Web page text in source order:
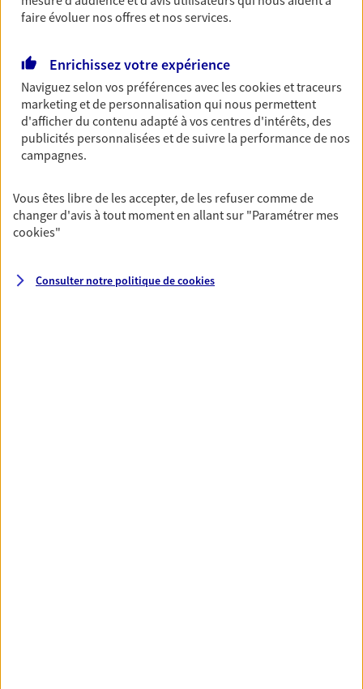
Découvrir l'offre Garantie Accidents de la Vie
Multirisque Entreprise
Gagnez en simplicité et en sérénité avec votre
assurance multirisque entreprise. Un contrat
unique pour protéger vos locaux, matériels pro,
responsabilité civile.
Découvrir l'offre Multirisque Entreprise
faire évoluer nos offres et nos services.
Enrichissez votre expérience
Naviguez selon vos préférences avec lescookies et traceurs
marketing et de personnalisation qui nous permettent
d'afficher du contenu adapté à vos centres d'intérêts, des
publicités personnalisées et de suivre la performance de nos
campagnes.
Vous êtes libre de les accepter, de les refuser comme de
changer d'avis à tout moment en allant sur "Paramétrer mes
cookies"
Consulter notre politique decookies